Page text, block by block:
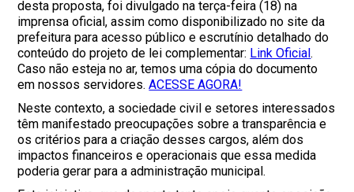
desta proposta, foi divulgado na terça-feira (18) na
imprensa oficial, assim como disponibilizado no site da
prefeitura para acesso público e escrutínio detalhado do
conteúdo do projeto de lei complementar: Link Oficial.
Caso não esteja no ar, temos uma cópia do documento
em nossos servidores.ACESSE AGORA!
Neste contexto, a sociedade civil e setores interessados
têm manifestado preocupações sobre a transparência e
os critérios para a criação desses cargos, além dos
impactos financeiros e operacionais que essa medida
poderia gerar para a administração municipal.